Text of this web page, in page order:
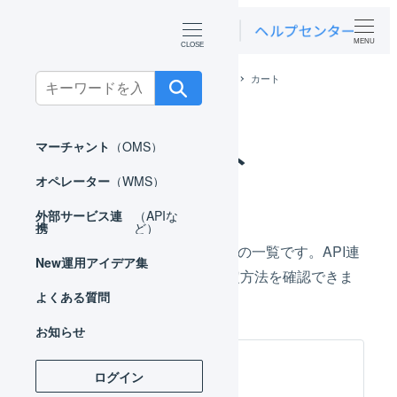
Search
for:
マーチャント （OMS）
オペレーター （WMS）
外部サービス連
携
（APIな
ど）
New運用アイデア集
よくある質問
お知らせ
ログイン
MENU
外部サービス連携（APIなど） カート
カート
LOGILESSと連携できるカートの一覧です。API連
携やCSV連携を行うための設定方法を確認できま
す。